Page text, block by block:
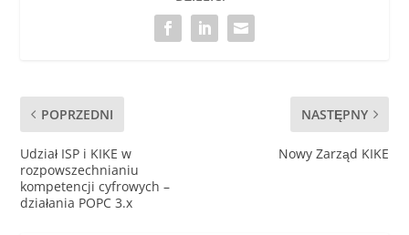
POPRZEDNI
Udział ISP i KIKE w
rozpowszechnianiu
kompetencji cyfrowych –
działania POPC 3.x
NASTĘPNY
Nowy Zarząd KIKE